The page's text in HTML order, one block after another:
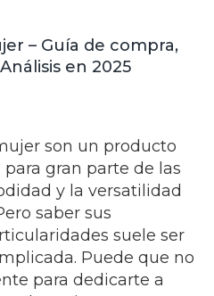
– Guía de compra,
en 2025
son un producto
gran parte de las
y la versatilidad
saber sus
suele ser
Puede que no
para dedicarte a